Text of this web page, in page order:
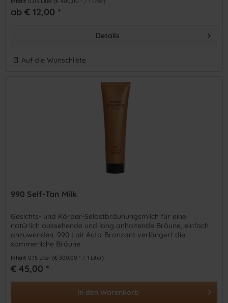
ab € 12,00 *
Details
Auf die Wunschliste
990 Self-Tan Milk
Gesichts- und Körper-Selbstbräunungsmilch für eine
natürlich aussehende und lang anhaltende Bräune, einfach
anzuwenden. 990 Lait Auto-Bronzant verlängert die
sommerliche Bräune.
Inhalt 0.15 Liter (€ 300,00 * / 1 Liter)
€ 45,00 *
In den Warenkorb